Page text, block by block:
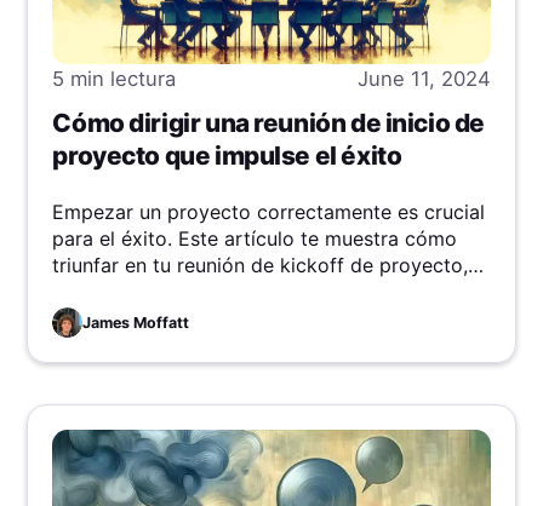
5 min lectura June 11, 2024
Cómo dirigir una reunión de inicio de
proyecto que impulse el éxito
Empezar un proyecto correctamente es crucial
para el éxito. Este artículo te muestra cómo
triunfar en tu reunión de kickoff de proyecto,
objetivos claros y mantenga a todos en la
misma página desde el primer día. ¡Sumérgete
y aprende más!
James Moffatt